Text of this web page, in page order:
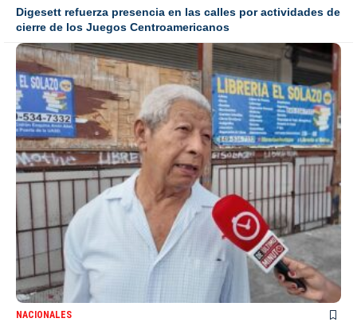
Digesett refuerza presencia en las calles por actividades de
cierre de los Juegos Centroamericanos
NACIONALES